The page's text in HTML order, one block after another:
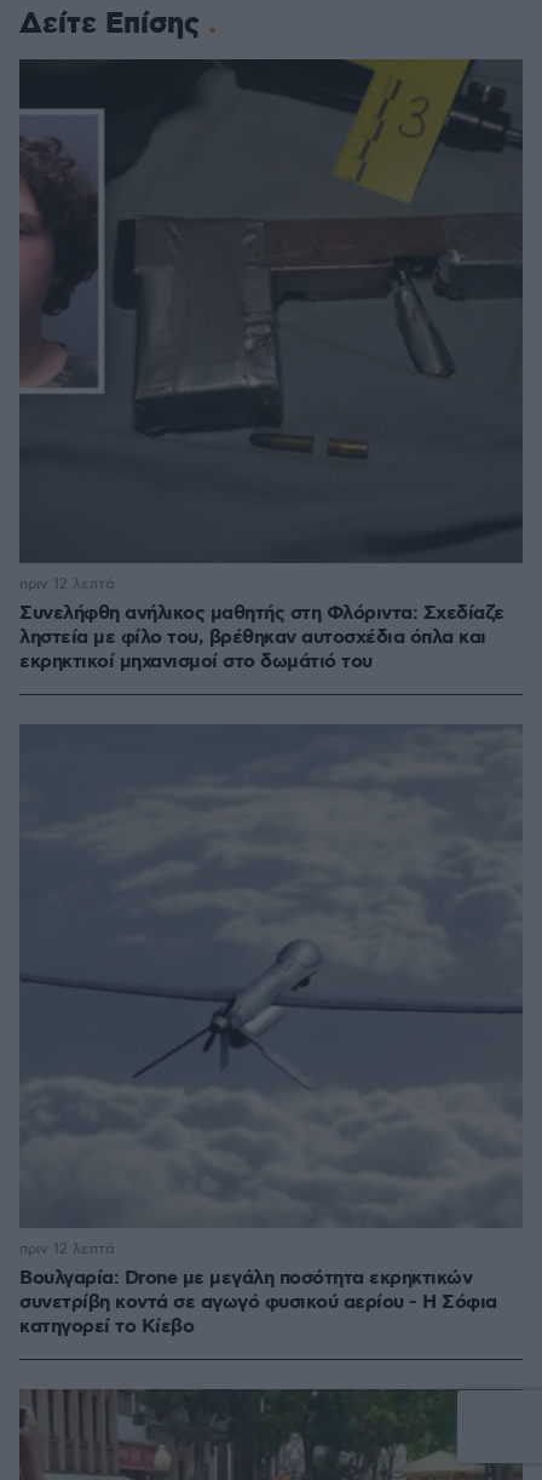
Δείτε Επίσης
Συνελήφθη ανήλικος μαθητής στη Φλόριντα: Σχεδίαζε
ληστεία με φίλο του, βρέθηκαν αυτοσχέδια όπλα και
εκρηκτικοί μηχανισμοί στο δωμάτιό του
πριν 12 λεπτά
Βουλγαρία: Drone με μεγάλη ποσότητα εκρηκτικών
συνετρίβη κοντά σε αγωγό φυσικού αερίου - Η Σόφια
κατηγορεί το Κίεβο
πριν 12 λεπτά